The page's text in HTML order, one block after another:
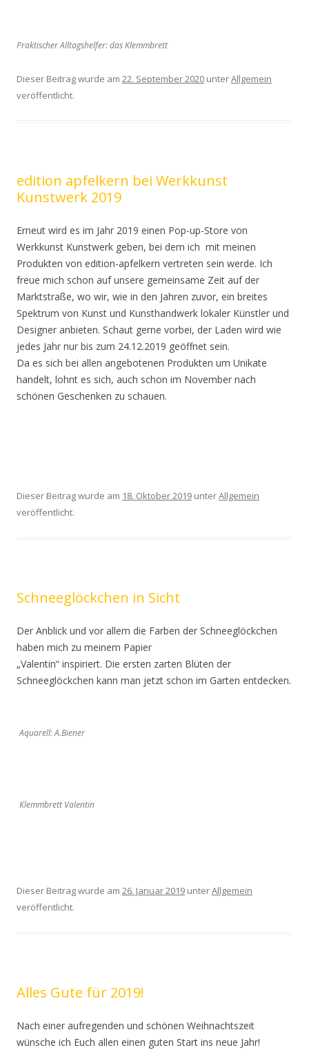
Praktischer Alltagshelfer: das Klemmbrett
Dieser Beitrag wurde am 22. September 2020 unterAllgemein
veröffentlicht.
edition apfelkern bei Werkkunst
Kunstwerk 2019
Erneut wird es im Jahr 2019 einen Pop-up-Store von
Werkkunst Kunstwerk geben, bei dem ich mit meinen
Produkten von edition-apfelkern vertreten sein werde. Ich
freue mich schon auf unsere gemeinsame Zeit auf der
Marktstraße, wo wir, wie in den Jahren zuvor, ein breites
Spektrum von Kunst und Kunsthandwerk lokaler Künstler und
Designer anbieten. Schaut gerne vorbei, der Laden wird wie
jedes Jahr nur bis zum 24.12.2019 geöffnet sein.
Da es sich bei allen angebotenen Produkten um Unikate
handelt, lohnt es sich, auch schon im November nach
schönen Geschenken zu schauen.
Dieser Beitrag wurde am 18. Oktober 2019 unterAllgemein
veröffentlicht.
Schneeglöckchen in Sicht
Der Anblick und vor allem die Farben der Schneeglöckchen
haben mich zu meinem Papier
„Valentin“ inspiriert. Die ersten zarten Blüten der
Schneeglöckchen kann man jetzt schon im Garten entdecken.
Aquarell: A.Biener
Klemmbrett Valentin
Dieser Beitrag wurde am 26. Januar 2019 unterAllgemein
veröffentlicht.
Alles Gute für 2019!
Nach einer aufregenden und schönen Weihnachtszeit
wünsche ich Euch allen einen guten Start ins neue Jahr!